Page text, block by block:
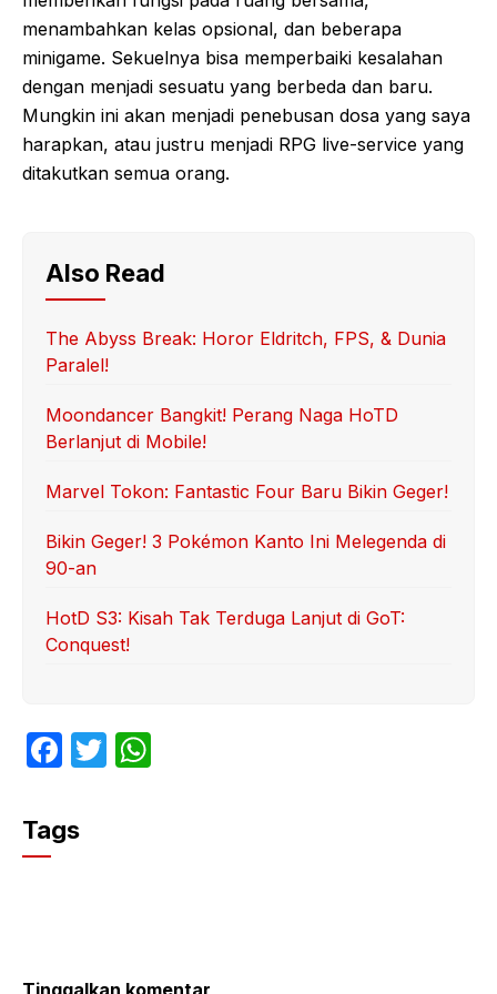
menambahkan kelas opsional, dan beberapa
minigame. Sekuelnya bisa memperbaiki kesalahan
dengan menjadi sesuatu yang berbeda dan baru.
Mungkin ini akan menjadi penebusan dosa yang saya
harapkan, atau justru menjadi RPG live-service yang
ditakutkan semua orang.
Also Read
The Abyss Break: Horor Eldritch, FPS, & Dunia
Paralel!
Moondancer Bangkit! Perang Naga HoTD
Berlanjut di Mobile!
Marvel Tokon: Fantastic Four Baru Bikin Geger!
Bikin Geger! 3 Pokémon Kanto Ini Melegenda di
90-an
HotD S3: Kisah Tak Terduga Lanjut di GoT:
Conquest!
F
c
e
T
Tags
Tinggalkan komentar